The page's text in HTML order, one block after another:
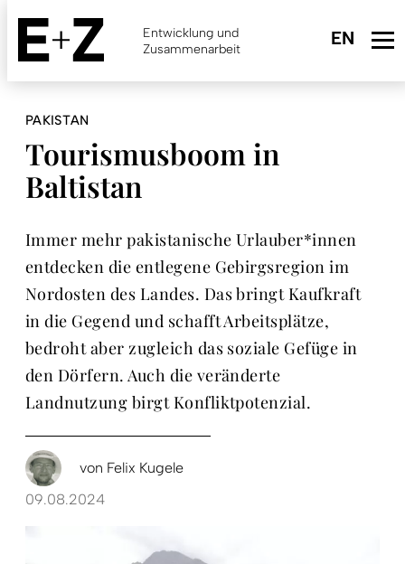
Skip
main
content
Entwicklung und
Zusammenarbeit
PAKISTAN
Tourismusboom in
Baltistan
Immer mehr pakistanische Urlauber*innen
entdecken die entlegene Gebirgsregion im
Nordosten des Landes. Das bringt Kaufkraft
in die Gegend und schafft Arbeitsplätze,
bedroht aber zugleich das soziale Gefüge in
den Dörfern. Auch die veränderte
Landnutzung birgt Konfliktpotenzial.
von Felix Kugele
09.08.2024